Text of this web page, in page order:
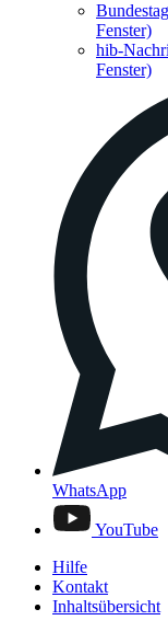
Bundestag
Fenster)
hib-
Fenster)
WhatsApp
YouTube
Hilfe
Kontakt
Inhaltsübersicht